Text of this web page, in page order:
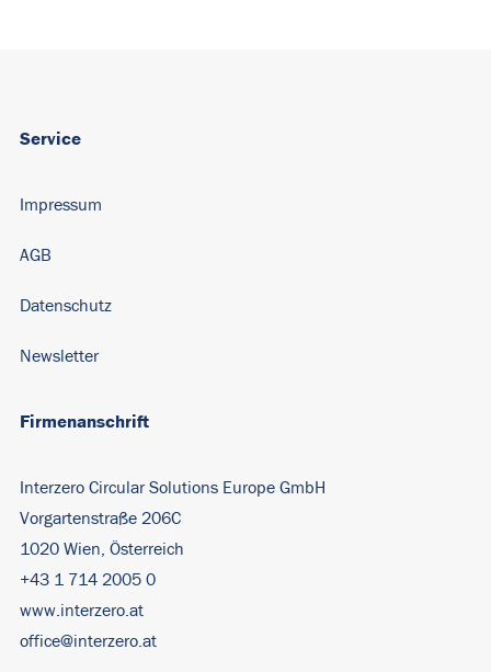
Firmenanschrift
Interzero Circular Solutions Europe GmbH
Vorgartenstraße 206C
1020 Wien, Österreich
+43 1 714 2005 0
www.interzero.at
office@interzero.at
Service
Impressum
AGB
Datenschutz
Newsletter